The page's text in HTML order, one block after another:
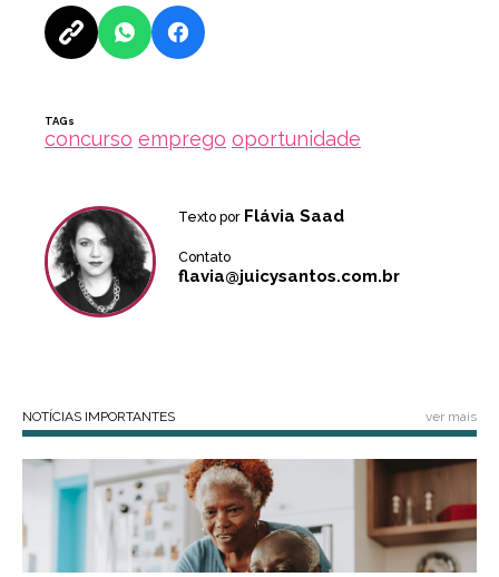
TAGs
concurso emprego oportunidade
Texto por Flávia Saad
Contato
flavia@juicysantos.com.br
NOTÍCIAS IMPORTANTES ver mais